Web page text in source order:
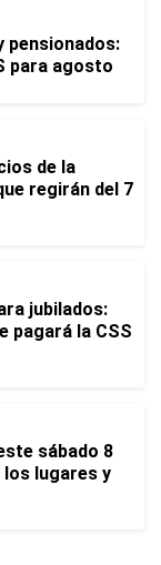
pensionados:
para agosto
de la
regirán del 7
jubilados:
pagará la CSS
sábado 8
lugares y